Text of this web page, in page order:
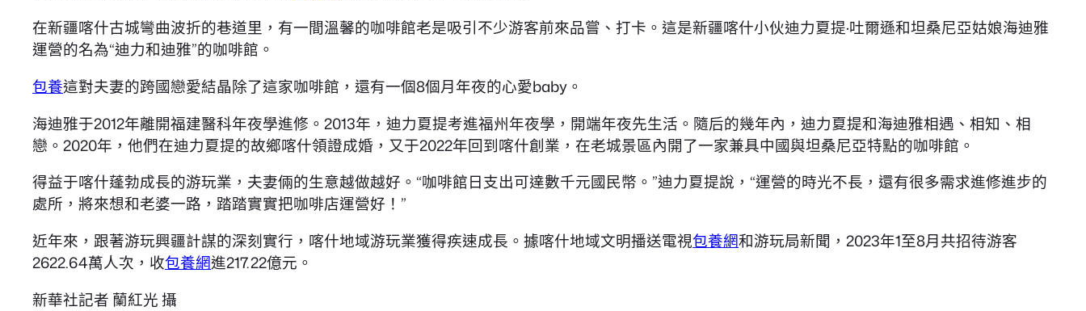
在新疆喀什古城彎曲波折的巷道里，有一間溫馨的咖啡館老是吸引不少游客前來品嘗、打卡。這是新疆喀什小伙迪力夏提·吐爾遜和坦桑尼亞姑娘海迪雅
運營的名為“迪力和迪雅”的咖啡館。
包養這對夫妻的跨國戀愛結晶除了這家咖啡館，還有一個8個月年夜的心愛baby。
海迪雅于2012年離開福建醫科年夜學進修。2013年，迪力夏提考進福州年夜學，開端年夜先生活。隨后的幾年內，迪力夏提和海迪雅相遇、相知、相
戀。2020年，他們在迪力夏提的故鄉喀什領證成婚，又于2022年回到喀什創業，在老城景區內開了一家兼具中國與坦桑尼亞特點的咖啡館。
得益于喀什蓬勃成長的游玩業，夫妻倆的生意越做越好。“咖啡館日支出可達數千元國民幣。”迪力夏提說，“運營的時光不長，還有很多需求進修進步的
處所，將來想和老婆一路，踏踏實實把咖啡店運營好！”
近年來，跟著游玩興疆計謀的深刻實行，喀什地域游玩業獲得疾速成長。據喀什地域文明播送電視包養網和游玩局新聞，2023年1至8月共招待游客
2622.64萬人次，收包養網進217.22億元。
新華社記者 蘭紅光 攝